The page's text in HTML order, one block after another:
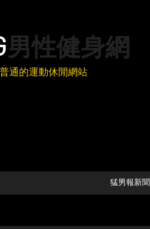
男性健身網
通的運動休閒網站
猛男報新聞